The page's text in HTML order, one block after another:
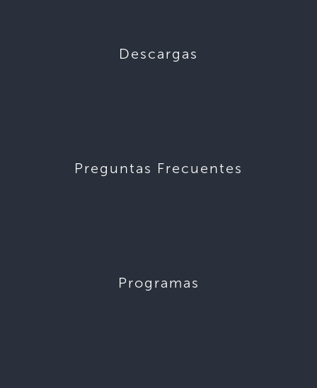
Descargas
Preguntas Frecuentes
Programas